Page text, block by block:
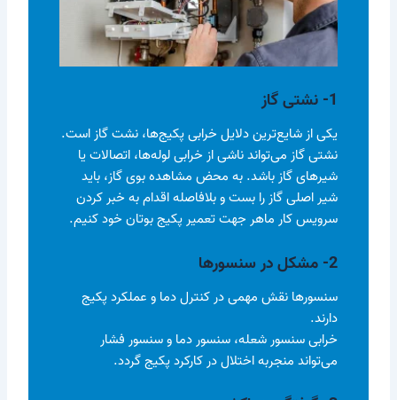
1- نشتی گاز
یکی از شایع‌ترین دلایل خرابی پکیج‌ها، نشت گاز است.
نشتی گاز می‌تواند ناشی از خرابی لوله‌ها، اتصالات یا
شیرهای گاز باشد. به محض مشاهده بوی گاز، باید
شیر اصلی گاز را بست و بلافاصله اقدام به خبر کردن
سرویس کار ماهر جهت تعمیر پکیج بوتان خود کنیم.
2- مشکل در سنسورها
سنسورها نقش مهمی در کنترل دما و عملکرد پکیج
دارند.
خرابی سنسور شعله، سنسور دما و سنسور فشار
می‌تواند منجربه اختلال در کارکرد پکیج گردد.